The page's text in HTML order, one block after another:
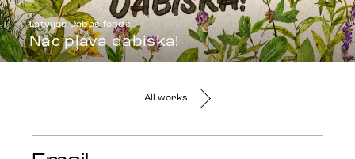
Latvijas Dabas fonds
Nāc pļavā dabiskā!
All works